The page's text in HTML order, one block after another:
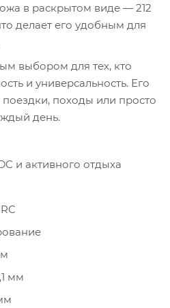
в раскрытом виде — 212
делает его удобным для
выбором для тех, кто
и универсальность. Его
походы или просто
день.
и активного отдыха
мм